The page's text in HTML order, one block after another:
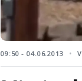
09:50 - 04.06.2013